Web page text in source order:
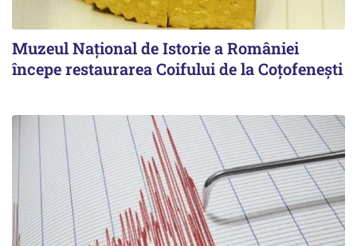
Muzeul Național de Istorie a României
începe restaurarea Coifului de la Coțofenești